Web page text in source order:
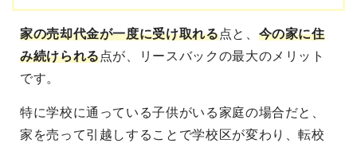
家の売却代金が一度に受け取れる点と、 今の家に住
み続けられる点が、リースバックの最大のメリット
です。
特に学校に通っている子供がいる家庭の場合だと、
家を売って引越しすることで学校区が変わり、転校